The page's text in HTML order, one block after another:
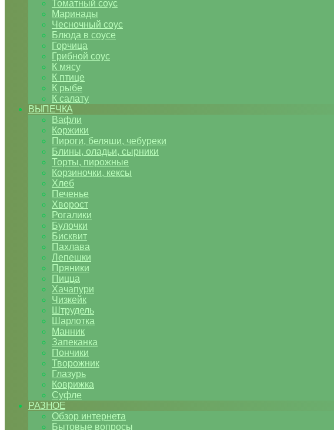
Томатный соус
Маринады
Чесночный соус
Блюда в соусе
Горчица
Грибной соус
К мясу
К птице
К рыбе
К салату
ВЫПЕЧКА
Вафли
Коржики
Пироги, беляши, чебуреки
Блины, оладьи, сырники
Торты, пирожные
Корзиночки, кексы
Хлеб
Печенье
Хворост
Рогалики
Булочки
Бисквит
Пахлава
Лепешки
Пряники
Пицца
Хачапури
Чизкейк
Штрудель
Шарлотка
Манник
Запеканка
Пончики
Творожник
Глазурь
Коврижка
Суфле
РАЗНОЕ
Обзор интернета
Бытовые вопросы